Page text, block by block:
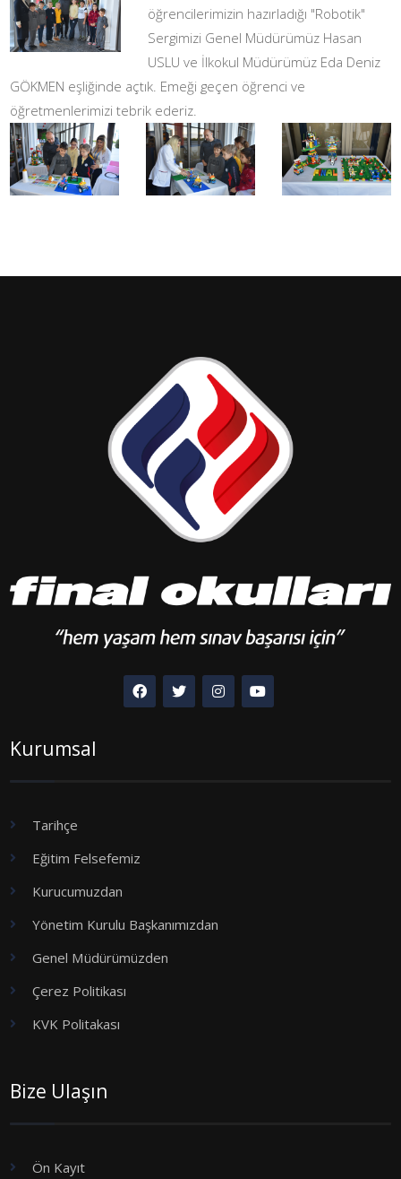
öğrencilerimizin hazırladığı "Robotik"
Sergimizi Genel Müdürümüz Hasan
USLU ve İlkokul Müdürümüz Eda Deniz
GÖKMEN eşliğinde açtık. Emeği geçen öğrenci ve
öğretmenlerimizi tebrik ederiz.
Kurumsal
Tarihçe
Eğitim Felsefemiz
Kurucumuzdan
Yönetim Kurulu Başkanımızdan
Genel Müdürümüzden
Çerez Politikası
KVK Politakası
Bize Ulaşın
Ön Kayıt